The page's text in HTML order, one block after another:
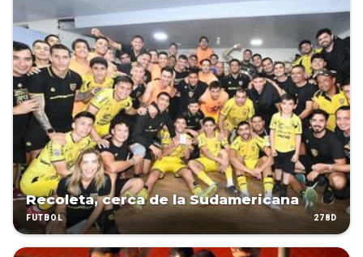
Recoleta, cerca de la Sudamericana
FÚTBOL 278D